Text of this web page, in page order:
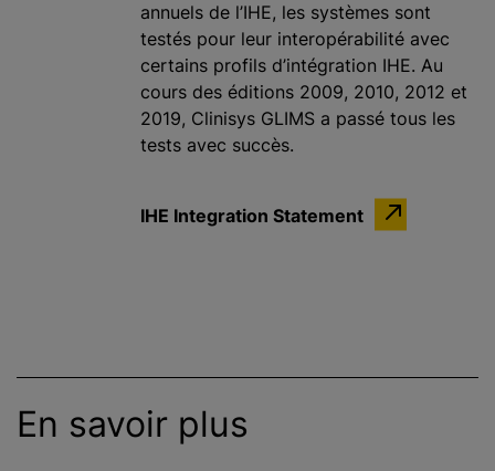
annuels de l’IHE, les systèmes sont
testés pour leur interopérabilité avec
certains profils d’intégration IHE. Au
cours des éditions 2009, 2010, 2012 et
2019, Clinisys GLIMS a passé tous les
tests avec succès.
IHE Integration Statement
En savoir plus